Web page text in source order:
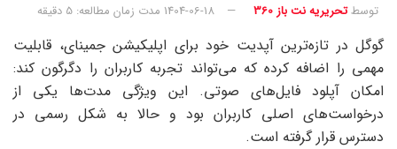
توسطتحریریه نت باز 360 1404-06-18 مدت زمان مطالعه: 5 دقیقه
گوگل در تازه‌ترین آپدیت خود برای اپلیکیشن جمینای، قابلیت
مهمی را اضافه کرده که می‌تواند تجربه کاربران را دگرگون کند:
امکان آپلود فایل‌های صوتی. این ویژگی مدت‌ها یکی از
درخواست‌های اصلی کاربران بود و حالا به شکل رسمی در
دسترس قرار گرفته است.